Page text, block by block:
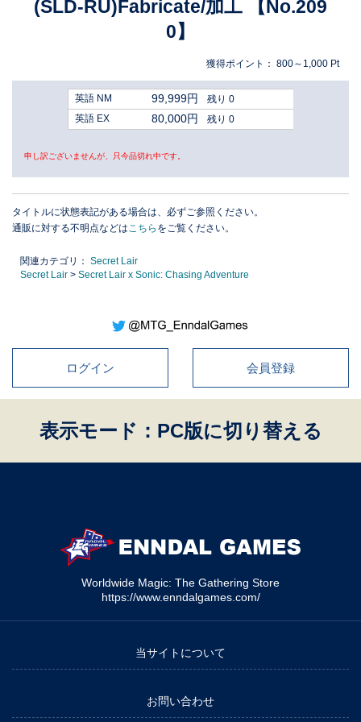
(SLD-RU)Fabricate/加工 【No.209
0】
獲得ポイント： 800～1,000 Pt
英語 NM 99,999円
残り 0
英語 EX
80,000円 残り 0
申し訳ございませんが、只今品切れ中です。
タイトルに状態表記がある場合は、必ずご参照ください。
通販に対する不明点などはこちら をご覧ください。
関連カテゴリ： Secret Lair
Secret Lair > Secret Lair x Sonic: Chasing Adventure
ログイン 会員登録
表示モード：PC版に切り替える
Worldwide Magic: The Gathering Store
https://www.enndalgames.com/
当サイトについて
お問い合わせ